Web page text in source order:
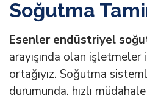
Soğutma
Esenler endüstriyel
arayışında olan
ortağıyız. Soğutma
durumunda, hızlı